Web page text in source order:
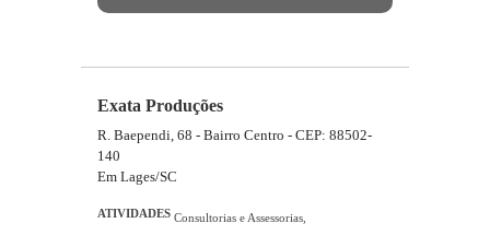
Exata Produções
R. Baependi, 68 - Bairro Centro - CEP: 88502-
140
Em Lages/SC
ATIVIDADES Consultorias e Assessorias